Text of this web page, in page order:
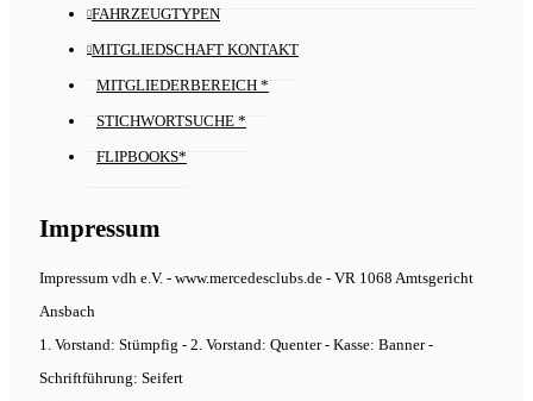
FAHRZEUGTYPEN
MITGLIEDSCHAFT KONTAKT
MITGLIEDERBEREICH *
STICHWORTSUCHE *
FLIPBOOKS*
Impressum
Impressum vdh e.V. - www.mercedesclubs.de - VR 1068 Amtsgericht
Ansbach
1. Vorstand: Stümpfig - 2. Vorstand: Quenter - Kasse: Banner -
Schriftführung: Seifert